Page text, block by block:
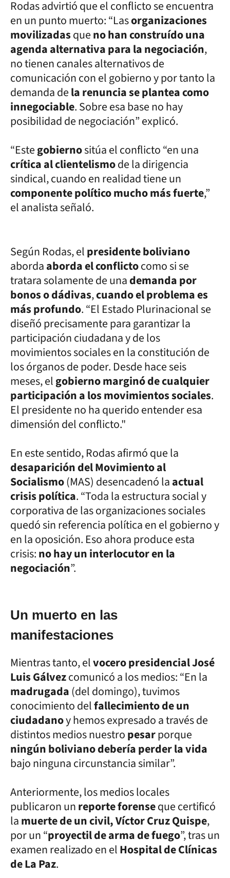
Rodas advirtió que el conflicto se encuentra
en un punto muerto: “Lasorganizaciones
movilizadasqueno han construído una
agenda alternativa para la negociación,
no tienen canales alternativos de
comunicación con el gobierno y por tanto la
demanda dela renuncia se plantea como
innegociable. Sobre esa base no hay
posibilidad de negociación” explicó.
“Estegobiernositúa el conflicto “en una
crítica al clientelismode la dirigencia
sindical, cuando en realidad tiene un
componente político mucho más fuerte,”
el analista señaló.
Según Rodas, elpresidente boliviano
abordaaborda el conflictocomo si se
tratara solamente de unademanda por
bonos o dádivas,cuando el problema es
más profundo. “El Estado Plurinacional se
diseñó precisamente para garantizar la
participación ciudadana y de los
movimientos sociales en la constitución de
los órganos de poder. Desde hace seis
meses, elgobierno marginó de cualquier
participación a los movimientos sociales.
El presidente no ha querido entender esa
dimensión del conflicto."
En este sentido, Rodas afirmó que la
desaparición del Movimiento al
Socialismo(MAS) desencadenó laactual
crisis política. “Toda la estructura social y
corporativa de las organizaciones sociales
quedó sin referencia política en el gobierno y
en la oposición. Eso ahora produce esta
crisis:no hay un interlocutor en la
negociación”.
Un muerto en las
manifestaciones
Mientras tanto, elvocero presidencial José
Luis Gálvezcomunicó a los medios: “En la
madrugada(del domingo), tuvimos
conocimiento delfallecimiento de un
ciudadanoy hemos expresado a través de
distintos medios nuestropesarporque
ningún boliviano debería perder la vida
bajo ninguna circunstancia similar”.
Anteriormente, los medios locales
publicaron unreporte forenseque certificó
lamuerte de un civil, Víctor Cruz Quispe,
por un “proyectil de arma de fuego”, tras un
examen realizado en elHospital de Clínicas
de La Paz.